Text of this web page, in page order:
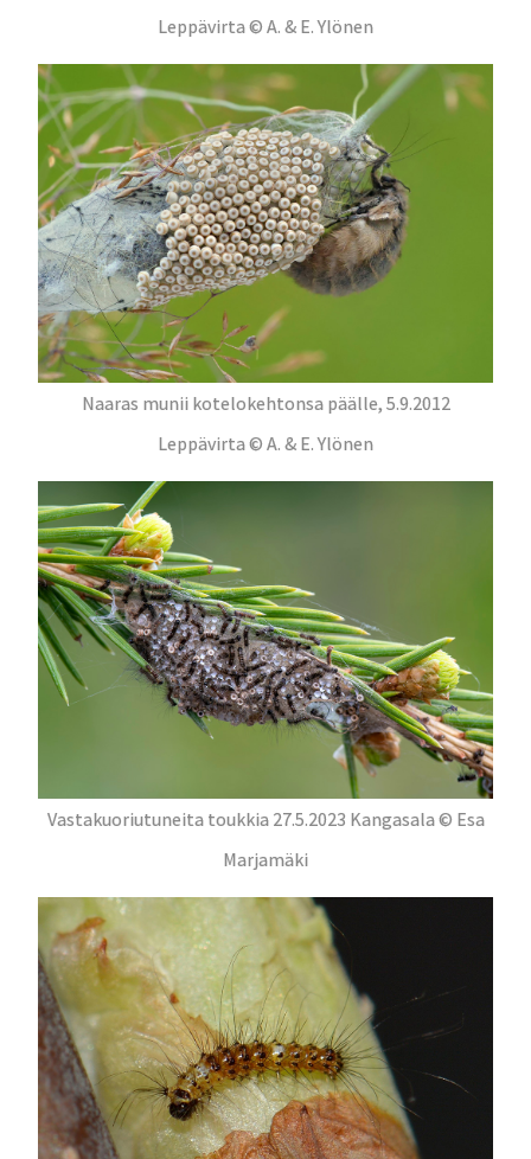
Leppävirta © A. & E. Ylönen
Naaras munii kotelokehtonsa päälle, 5.9.2012
Leppävirta © A. & E. Ylönen
Vastakuoriutuneita toukkia 27.5.2023 Kangasala © Esa
Marjamäki